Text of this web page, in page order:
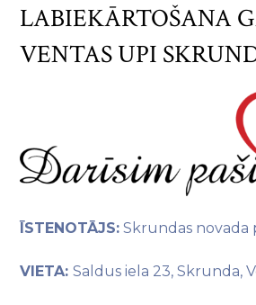
LABIEKĀRTOŠANA
VENTAS UPI
ĪSTENOTĀJS: Skrundas novada
VIETA:Saldus iela 23, Skrunda,